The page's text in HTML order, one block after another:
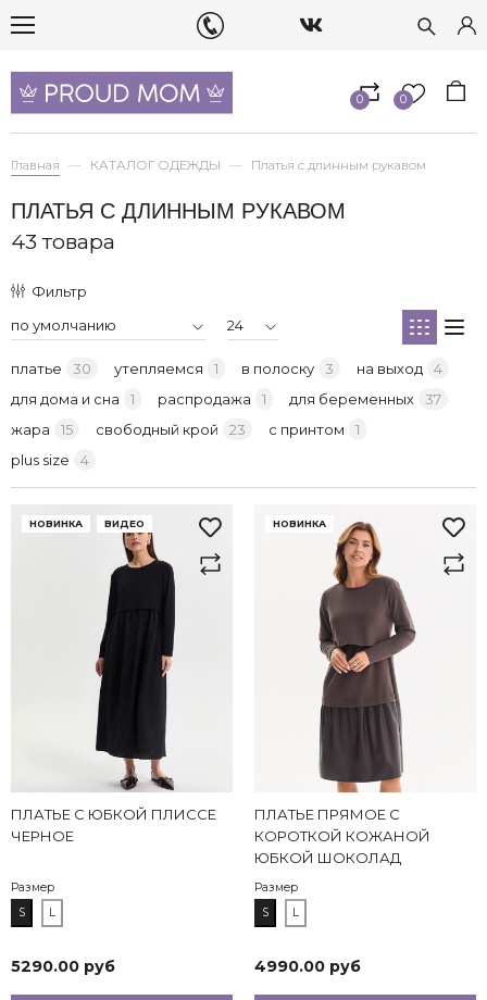
0 0
Главная КАТАЛОГ ОДЕЖДЫ Платья с длинным рукавом
ПЛАТЬЯ С ДЛИННЫМ РУКАВОМ
43 товара
Фильтр
платье 30 утепляемся 1 в полоску 3 на выход
4
для дома и сна
1 распродажа 1 для беременных
37
жара
15 свободный крой 23 с принтом
1
plus size
4
НОВИНКА ВИДЕО
ПЛАТЬЕ С ЮБКОЙ ПЛИССЕ
ЧЕРНОЕ
Размер
S
L
5290.00 руб
НОВИНКА
ПЛАТЬЕ ПРЯМОЕ С
КОРОТКОЙ КОЖАНОЙ
ЮБКОЙ ШОКОЛАД
Размер
S
L
4990.00 руб